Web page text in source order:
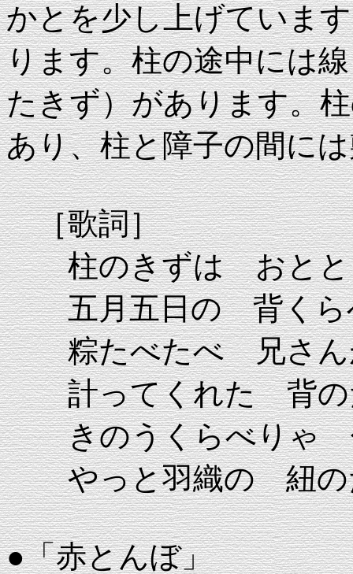
かとを少し上げていま
ります。柱の途中には
たきず）があります。
あり、柱と障子の間に
［歌詞］
柱のきずは おとと
五月五日の 背くら
粽たべたべ 兄さん
計ってくれた 背の
きのうくらべりゃ
やっと羽織の 紐の
●「赤とんぼ」